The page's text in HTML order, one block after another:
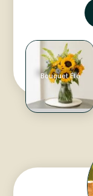
Bouquet Été